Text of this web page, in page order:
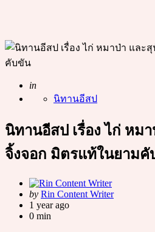
Posted
in
นิทานอีสป
นิทานอีสป เรื่อง ไก่ หม
จิ้งจอก มิตรแท้ในยามคั
Posted
by
by Rin Content Writer
1 year ago
0 min